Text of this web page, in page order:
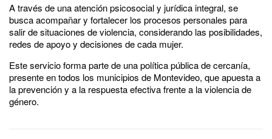
A través de una atenciónpsicosocial y jurídica integral, se
busca acompañar y fortalecer los procesos personales para
salir de situaciones de violencia, considerando las posibilidades,
redes de apoyo y decisiones de cada mujer.
Este servicio forma parte de una política pública de cercanía,
presente en todos los municipios de Montevideo, que apuesta a
la prevención y a la respuesta efectiva frente a la violencia de
género.